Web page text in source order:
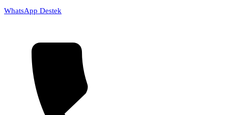
WhatsApp Destek